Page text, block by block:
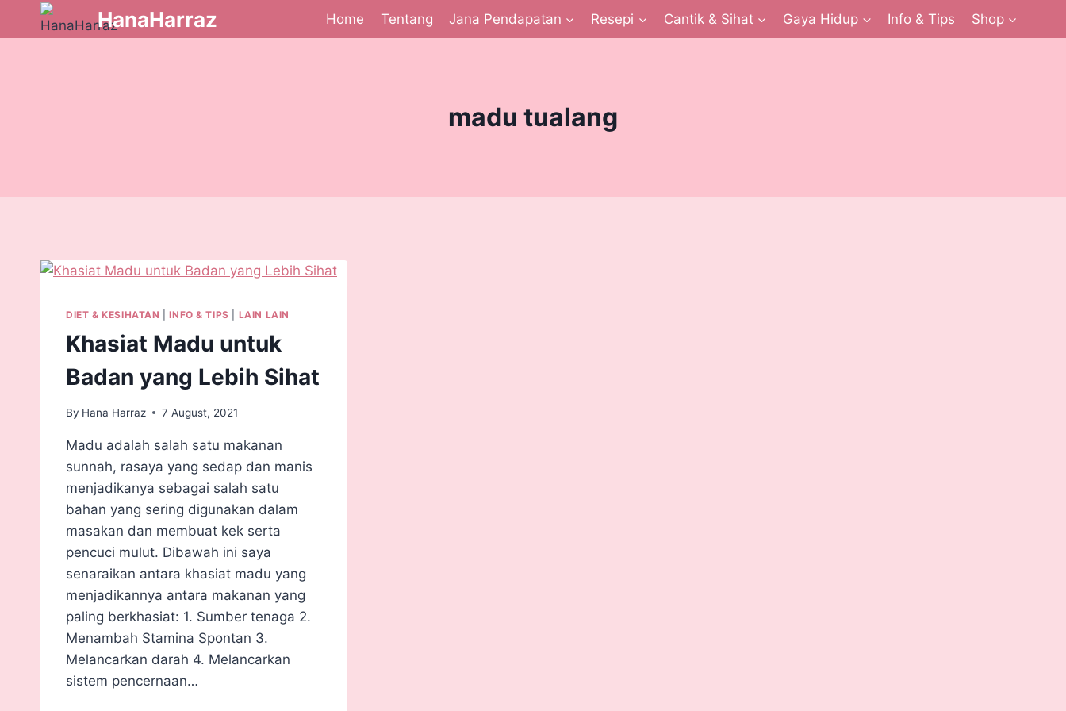
HanaHarraz Home Tentang Jana Pendapatan Resepi Cantik & Sihat Gaya Hidup Info & Tips Shop
madu tualang
DIET & KESIHATAN |INFO & TIPS LAIN LAIN
Khasiat Madu untuk
Badan yang Lebih Sihat
By Hana Harraz 7 August, 2021
Madu adalah salah satu makanan
sunnah, rasaya yang sedap dan manis
menjadikanya sebagai salah satu
bahan yang sering digunakan dalam
masakan dan membuat kek serta
pencuci mulut. Dibawah ini saya
senaraikan antara khasiat madu yang
menjadikannya antara makanan yang
paling berkhasiat: 1. Sumber tenaga 2.
Menambah Stamina Spontan 3.
Melancarkan darah 4. Melancarkan
sistem pencernaan…